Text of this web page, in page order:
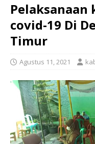
Pelaksanaan
covid-19 Di
Timur
Agustus 11, 2021